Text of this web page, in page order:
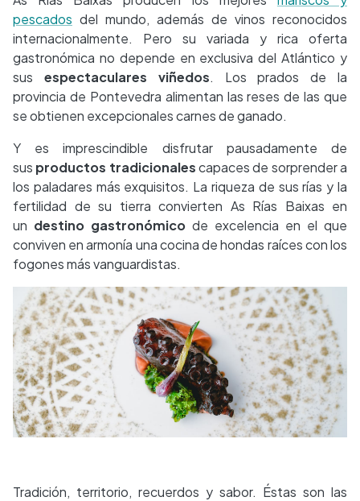
pescados del mundo, además de vinos reconocidos
internacionalmente. Pero su variada y rica oferta
gastronómica no depende en exclusiva del Atlántico y
sus espectaculares viñedos. Los prados de la
provincia de Pontevedra alimentan las reses de las que
se obtienen excepcionales carnes de ganado.
Y es imprescindible disfrutar pausadamente de
sus productos tradicionalescapaces de sorprender a
los paladares más exquisitos. La riqueza de sus rías y la
fertilidad de su tierra convierten As Rías Baixas en
un destino gastronómico de excelencia en el que
conviven en armonía una cocina de hondas raíces con los
fogones más vanguardistas.
Tradición, territorio, recuerdos y sabor. Éstas son las